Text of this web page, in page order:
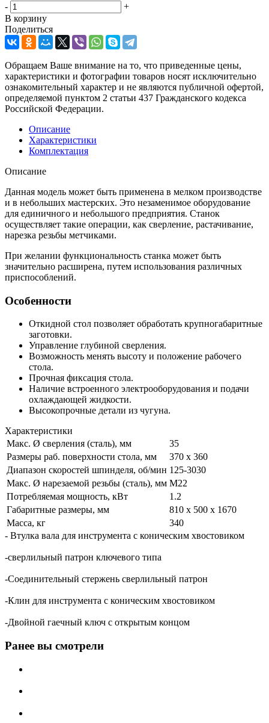
-
+
В корзину
Поделиться
Обращаем Ваше внимание на то, что приведенные цены,
характеристики и фотографии товаров носят исключительно
ознакомительный характер и не являются публичной офертой,
определяемой пунктом 2 статьи 437 Гражданского кодекса
Российской Федерации.
Описание
Характеристики
Комплектация
Описание
Данная модель может быть применена в мелком производстве
и в небольших мастерских. Это незаменимое оборудование
для единичного и небольшого предприятия. Станок
осуществляет такие операции, как сверление, растачивание,
нарезка резьбы метчиками.
При желании функциональность станка может быть
значительно расширена, путем использования различных
приспособлений.
Особенности
Откидной стол позволяет обработать крупногабаритные
заготовки.
Управление глубиной сверления.
Возможность менять высоту и положение рабочего
стола.
Прочная фиксация стола.
Наличие встроенного электрооборудования и подачи
охлаждающей жидкости.
Высокопрочные детали из чугуна.
Характеристики
Макс. Ø сверления (сталь), мм
35
Размеры раб. поверхности стола, мм
370 x 360
Диапазон скоростей шпинделя, об/мин 125-3030
Макс. Ø нарезаемой резьбы (сталь), мм M22
Потребляемая мощность, кВт
1.2
Габаритные размеры, мм
810 x 500 x 1670
Масса, кг
340
- Втулка вала для инструмента с коническим хвостовиком
-сверлильный патрон ключевого типа
-Соединительный стержень сверлильный патрон
-Клин для инструмента с коническим хвостовиком
-Двойной гаечный ключ с открытым концом
Ранее вы смотрели